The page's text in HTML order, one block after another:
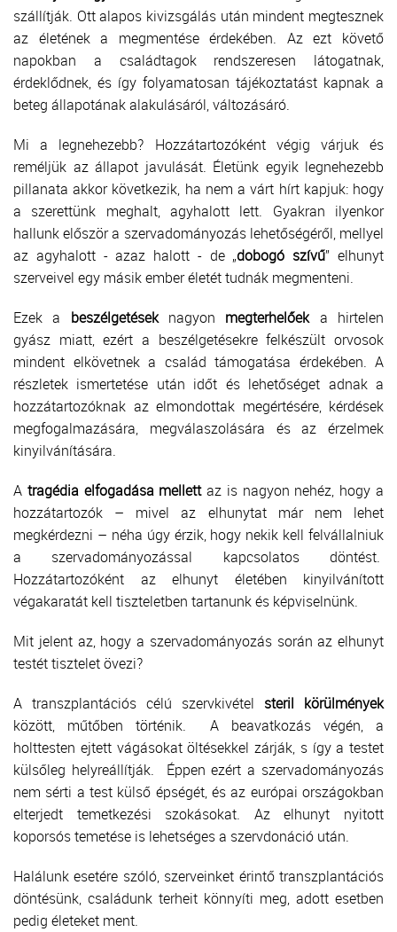
szállítják. Ott alapos kivizsgálás után mindent megtesznek
az életének a megmentése érdekében. Az ezt követő
napokban a családtagok rendszeresen látogatnak,
érdeklődnek, és így folyamatosan tájékoztatást kapnak a
beteg állapotának alakulásáról, változásáró.
Mi a legnehezebb? Hozzátartozóként végig várjuk és
reméljük az állapot javulását. Életünk egyik legnehezebb
pillanata akkor következik, ha nem a várt hírt kapjuk: hogy
a szerettünk meghalt, agyhalott lett. Gyakran ilyenkor
hallunk először a szervadományozás lehetőségéről, mellyel
az agyhalott - azaz halott - de „dobogó szívű” elhunyt
szerveivel egy másik ember életét tudnák megmenteni.
Ezek a beszélgetéseknagyon megterhelőeka hirtelen
gyász miatt, ezért a beszélgetésekre felkészült orvosok
mindent elkövetnek a család támogatása érdekében. A
részletek ismertetése után időt és lehetőséget adnak a
hozzátartozóknak az elmondottak megértésére, kérdések
megfogalmazására, megválaszolására és az érzelmek
kinyilvánítására.
A tragédia elfogadása mellettaz is nagyon nehéz, hogy a
hozzátartozók – mivel az elhunytat már nem lehet
megkérdezni – néha úgy érzik, hogy nekik kell felvállalniuk
a szervadományozással kapcsolatos döntést.
Hozzátartozóként az elhunyt életében kinyilvánított
végakaratát kell tiszteletben tartanunk és képviselnünk.
Mit jelent az, hogy a szervadományozás során az elhunyt
testét tisztelet övezi?
A transzplantációs célú szervkivétel steril körülmények
között, műtőben történik. A beavatkozás végén, a
holttesten ejtett vágásokat öltésekkel zárják, s így a testet
külsőleg helyreállítják. Éppen ezért a szervadományozás
nem sérti a test külső épségét, és az európai országokban
elterjedt temetkezési szokásokat. Az elhunyt nyitott
koporsós temetése is lehetséges a szervdonáció után.
Halálunk esetére szóló, szerveinket érintő transzplantációs
döntésünk, családunk terheit könnyíti meg, adott esetben
pedig életeket ment.